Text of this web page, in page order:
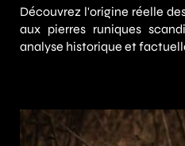
Découvrez l'origine réelle
aux pierres runiques
analyse historique et